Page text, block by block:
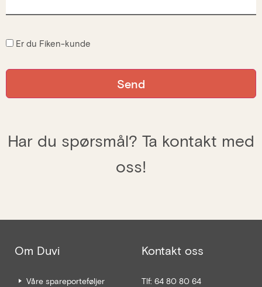
Er du Fiken-kunde
Har du spørsmål? Ta kontakt med
oss!
Om Duvi
Våre spareporteføljer
Kontakt oss
Tlf: 64 80 80 64